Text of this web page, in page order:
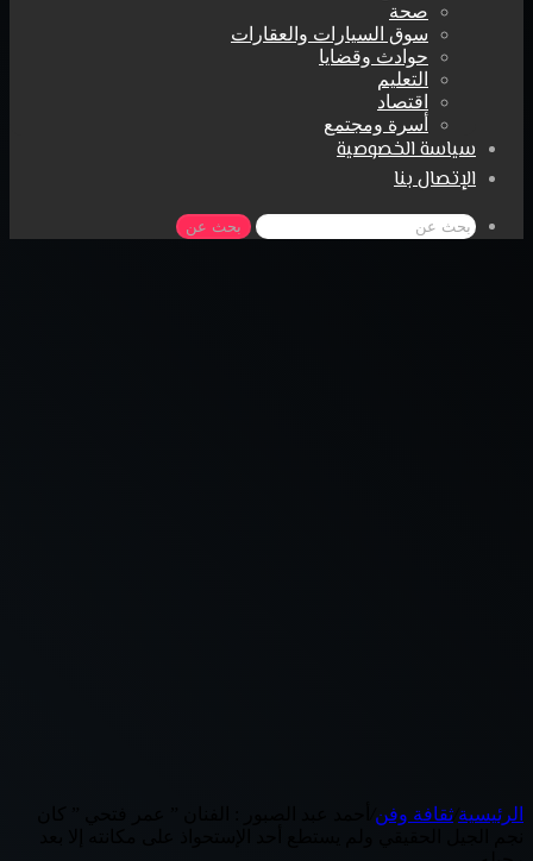
صحة
سوق السيارات والعقارات
حوادث وقضايا
التعليم
اقتصاد
أسرة ومجتمع
سياسة الخصوصية
الإتصال بنا
بحث عن
الرئيسية ثقافة وفن